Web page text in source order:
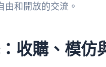
由和開放的交流。
收購、模仿